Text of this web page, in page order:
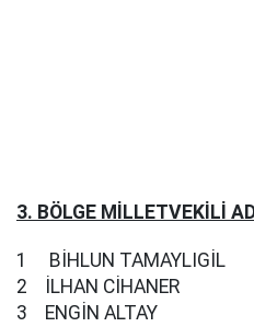
3. BÖLGE MİLLETVEKİLİ
1 BİHLUN TAMAYLIGİL
2 İLHAN CİHANER
3 ENGİN ALTAY